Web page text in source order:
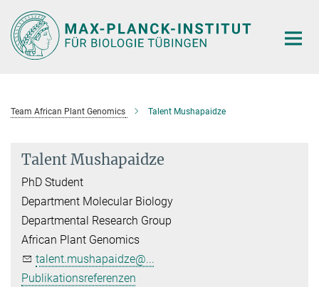
Hauptinhalt
Team African Plant Genomics Talent Mushapaidze
Talent Mushapaidze
PhD Student
Department Molecular Biology
Departmental Research Group
African Plant Genomics
talent.mushapaidze@...
Publikationsreferenzen